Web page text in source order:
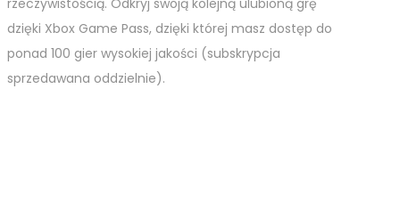
rzeczywistością. Odkryj swoją kolejną ulubioną grę
dzięki Xbox Game Pass, dzięki której masz dostęp do
ponad 100 gier wysokiej jakości (subskrypcja
sprzedawana oddzielnie).